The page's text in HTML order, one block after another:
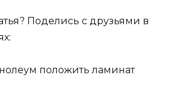
Поделись с друзьями в
положить ламинат